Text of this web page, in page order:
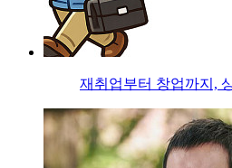
재취업부터 창업까지,